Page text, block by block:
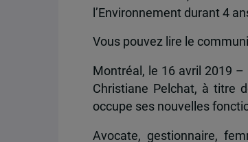
l’Environnement durant 4
Vous pouvez lire le
Montréal, le 16 avril 2019
Christiane Pelchat, à titre
occupe ses nouvelles
Avocate, gestionnaire,